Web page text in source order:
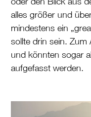
alles größer und
mindestens ein
sollte drin sein. Zum
und könnten sogar
aufgefasst werden.